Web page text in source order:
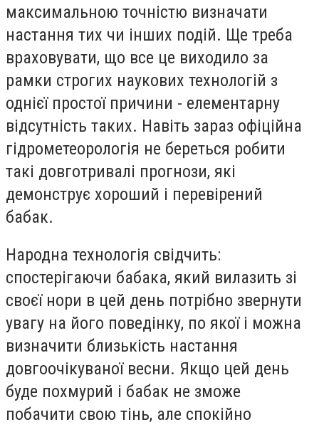
максимальною точністю визначати
настання тих чи інших подій. Ще треба
враховувати, що все це виходило за
рамки строгих наукових технологій з
однієї простої причини - елементарну
відсутність таких. Навіть зараз офіційна
гідрометеорологія не береться робити
такі довготривалі прогнози, які
демонструє хороший і перевірений
бабак.
Народна технологія свідчить:
спостерігаючи бабака, який вилазить зі
своєї нори в цей день потрібно звернути
увагу на його поведінку, по якої і можна
визначити близькість настання
довгоочікуваної весни. Якщо цей день
буде похмурий і бабак не зможе
побачити свою тінь, але спокійно